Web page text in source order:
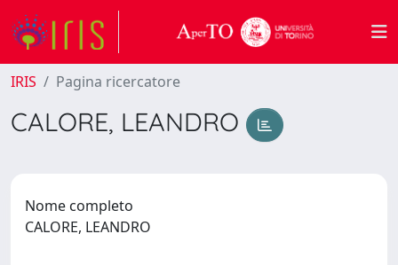
IRIS Pagina ricercatore
CALORE, LEANDRO
Nome completo
CALORE, LEANDRO